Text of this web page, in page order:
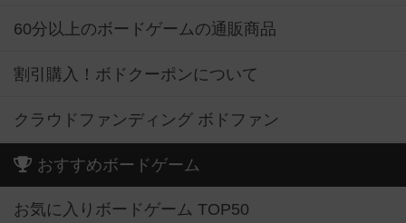
60分以上のボードゲームの通販商品
割引購入！ボドクーポンについて
クラウドファンディング ボドファン
おすすめボードゲーム
お気に入りボードゲーム TOP50